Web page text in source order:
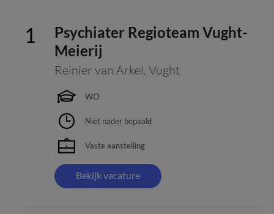
Psychiater Regioteam Vught-
Meierij
Reinier van Arkel, Vught
WO
Niet nader bepaald
Vaste aanstelling
Bekijk vacature